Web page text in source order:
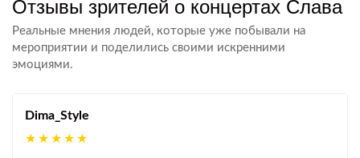
Отзывы зрителей о концертах Слава
Реальные мнения людей, которые уже побывали на
мероприятии и поделились своими искренними
эмоциями.
Dima_Style
★★★★★